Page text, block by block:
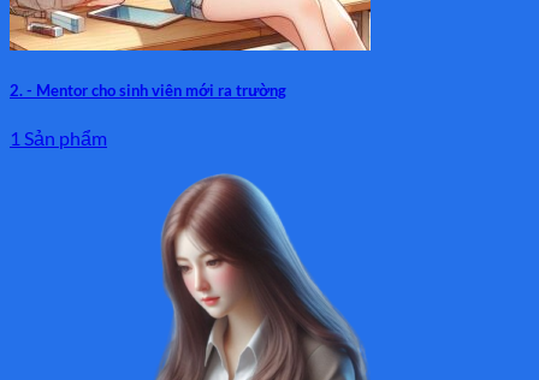
2. - Mentor cho sinh viên mới ra trường
1 Sản phẩm